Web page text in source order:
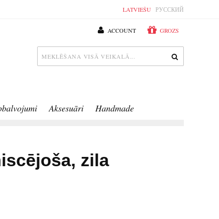
LATVIEŠU РУССКИЙ
ACCOUNT GROZS
Aksesuāri Handmade
zila